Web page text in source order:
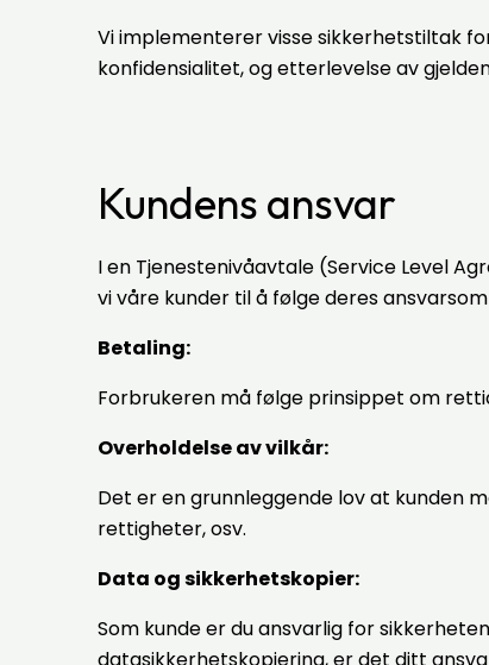
Vi implementerer visse sikkerhetstiltak
konfidensialitet, og etterlevelse av
Kundens ansvar
I en Tjenestenivåavtale (Service Level
vi våre kunder til å følge deres
Betaling:
Forbrukeren må følge prinsippet om
Overholdelse av vilkår:
Det er en grunnleggende lov at kunden
rettigheter, osv.
Data og sikkerhetskopier:
Som kunde er du ansvarlig for